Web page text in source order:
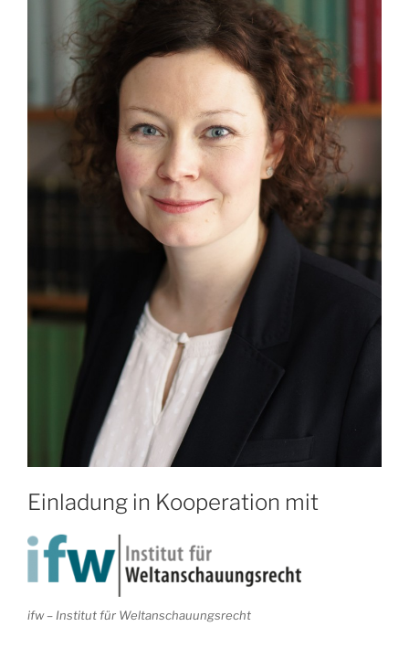
Einladung in Kooperation mit
ifw – Institut für Weltanschauungsrecht